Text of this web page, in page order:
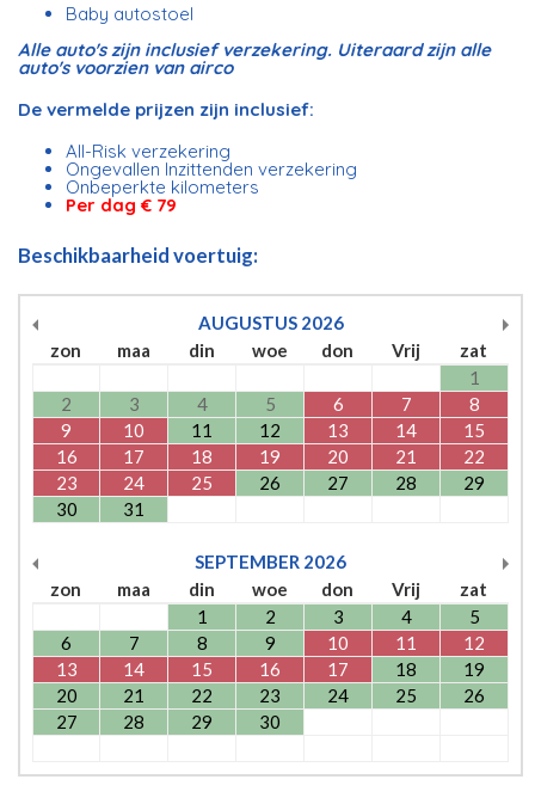
Baby autostoel
Alle auto's zijn inclusief verzekering. Uiteraard zijn alle
auto's voorzien van airco
De vermelde prijzen zijn inclusief:
All-Risk verzekering
Ongevallen Inzittenden verzekering
Onbeperkte kilometers
Per dag € 79
Beschikbaarheid voertuig:
AUGUSTUS 2026
zon
maa din woe don Vrij
zat
1
2
3 4 5 6 7
8
9
10 11 12 13 14
15
16
17 18 19 20 21
22
23
24 25 26 27 28
29
30
31
SEPTEMBER 2026
zon
maa din woe don Vrij
zat
1
2 3 4
5
6
7 8 9 10 11
12
13
14 15 16 17 18
19
20
21 22 23 24 25
26
27
28 29 30